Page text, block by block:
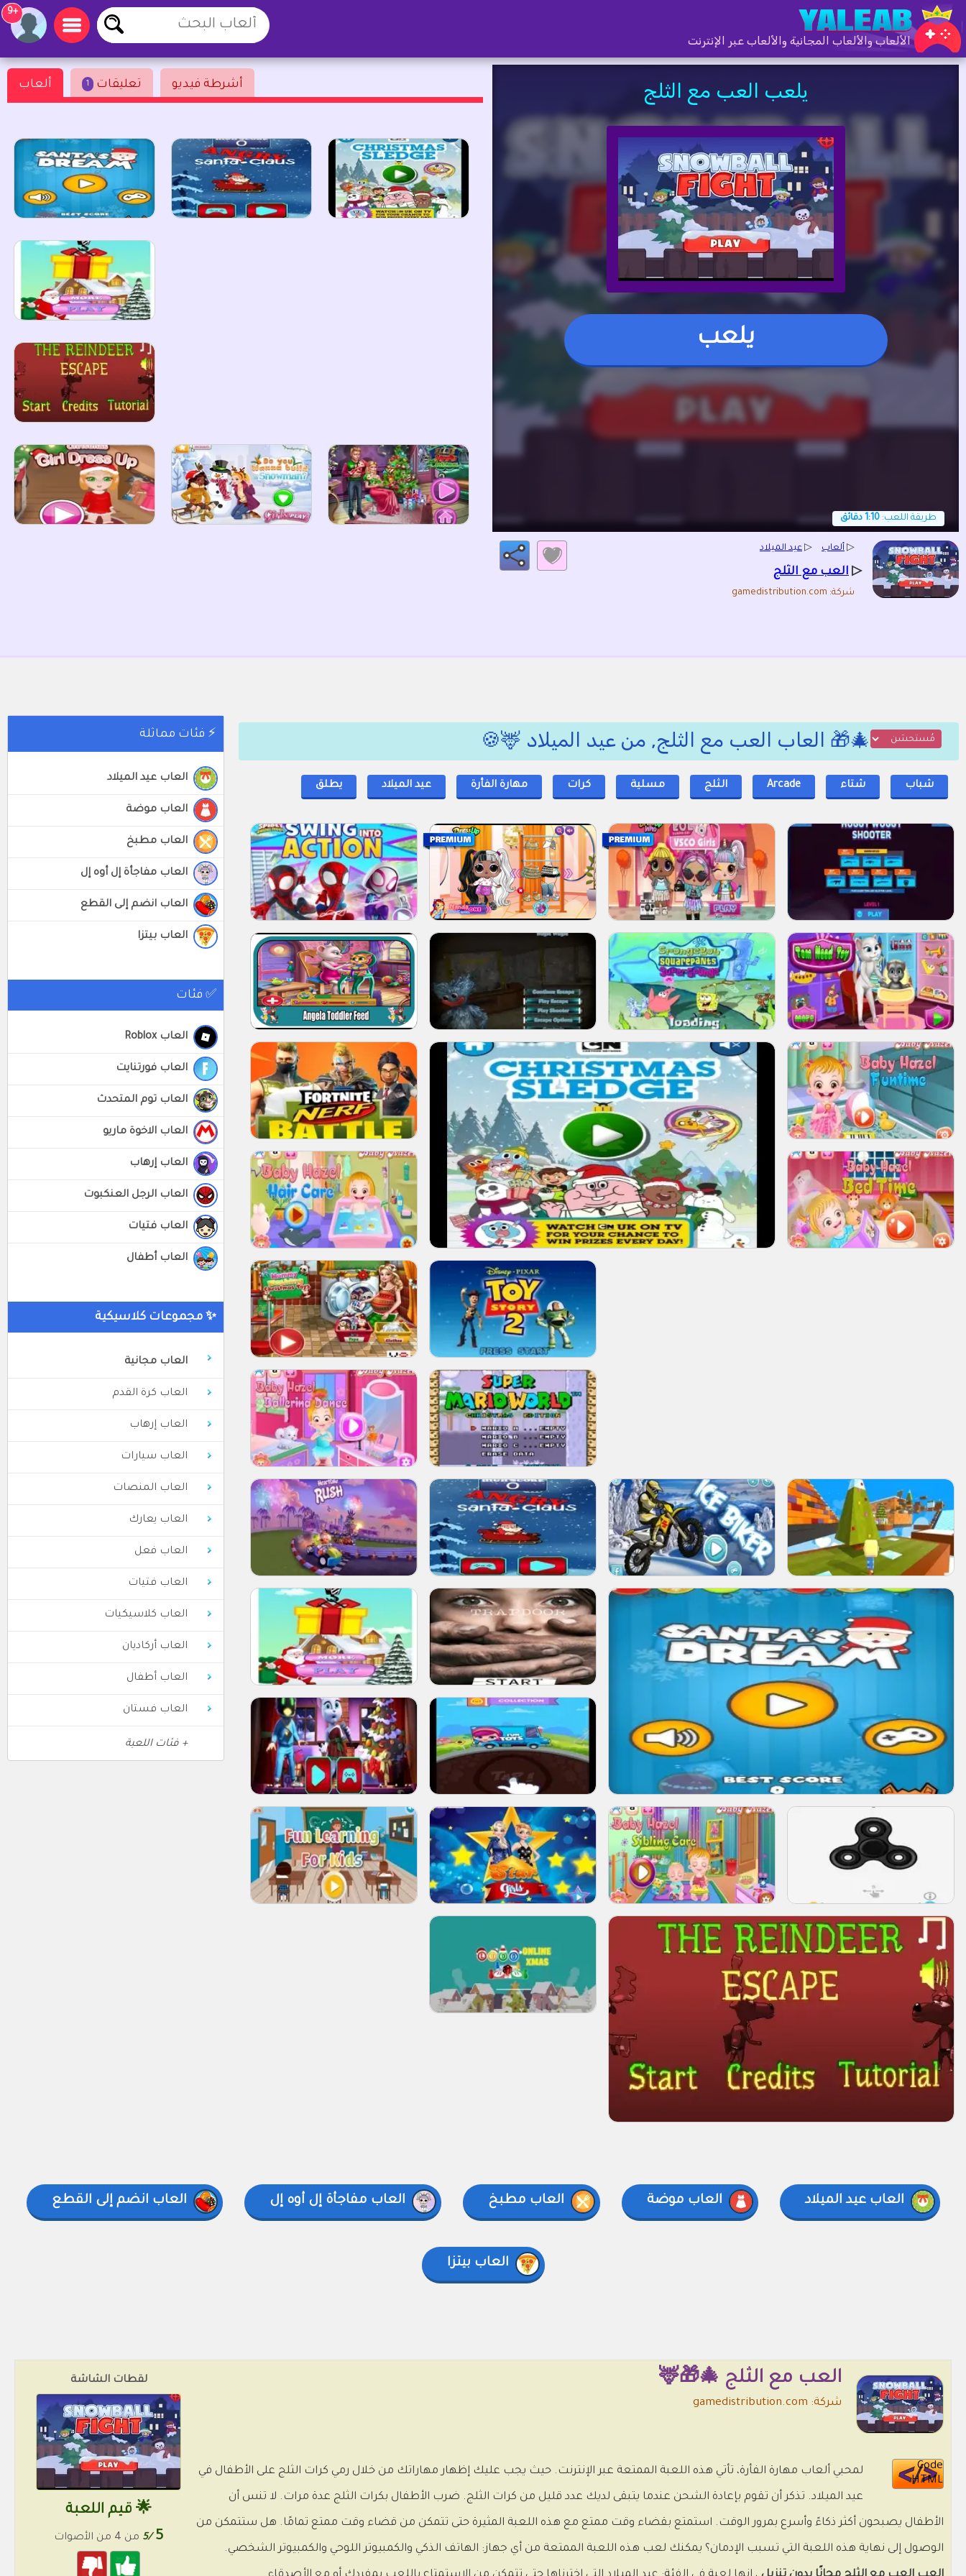
الألعاب والألعاب المجانية والألعاب عبر الإنترنت
+9
يلعب العب مع الثلج
يلعب
طريقة اللعب: 1:10 دقائق
▷ ألعاب ▷ عيد الميلاد
▷ العب مع الثلج
شركة: gamedistribution.com
ألعاب 1 تعليقات أشرطة فيديو
⚡ فئات مماثلة
العاب عيد الميلاد
العاب موضة
العاب مطبخ
العاب مفاجأة إل أوه إل
العاب انضم إلى القطع
العاب بيتزا
✅ فئات
العاب Roblox
العاب فورتنايت
العاب توم المتحدث
العاب الاخوة ماريو
العاب إرهاب
العاب الرجل العنكبوت
العاب فتيات
العاب أطفال
✨ مجموعات كلاسيكية
العاب مجانية
العاب كرة القدم
العاب إرهاب
العاب سيارات
العاب المنصات
العاب يعارك
العاب فعل
العاب فتيات
العاب كلاسيكيات
العاب أركاديان
العاب أطفال
العاب فستان
+ فئات اللعبة
🎄🎁 العاب العب مع الثلج, من عيد الميلاد 🦌🍪
شباب شتاء Arcade الثلج مسلية كرات مهارة الفأرة عيد الميلاد يطلق
العاب عيد الميلاد العاب موضة العاب مطبخ العاب مفاجأة إل أوه إل العاب انضم إلى القطع
العاب بيتزا
لقطات الشاشة
🌟 قيم اللعبة
5
/5 من 4 من الأصوات
العب مع الثلج 🎄🎁🦌
شركة: gamedistribution.com
Code
HTML
لمحبي ألعاب مهارة الفأرة، تأتي هذه اللعبة الممتعة عبر الإنترنت. حيث يجب عليك إظهار مهاراتك من خلال رمي كرات الثلج على الأطفال في
عيد الميلاد. تذكر أن تقوم بإعادة الشحن عندما يتبقى لديك عدد قليل من كرات الثلج. ضرب الأطفال بكرات الثلج عدة مرات. لا تنس أن
الأطفال يصبحون أكثر ذكاءً وأسرع بمرور الوقت. استمتع بقضاء وقت ممتع مع هذه اللعبة المثيرة حتى تتمكن من قضاء وقت ممتع تمامًا. هل ستتمكن من
الوصول إلى نهاية هذه اللعبة التي تسبب الإدمان؟ يمكنك لعب هذه اللعبة الممتعة من أي جهاز: الهاتف الذكي والكمبيوتر اللوحي والكمبيوتر الشخصي.